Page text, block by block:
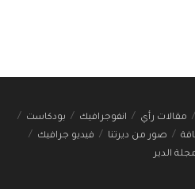
مقالات رأي انفوجرافيك
بودكاست
صور من ديرتنا
فيديو جرافيك
الدير